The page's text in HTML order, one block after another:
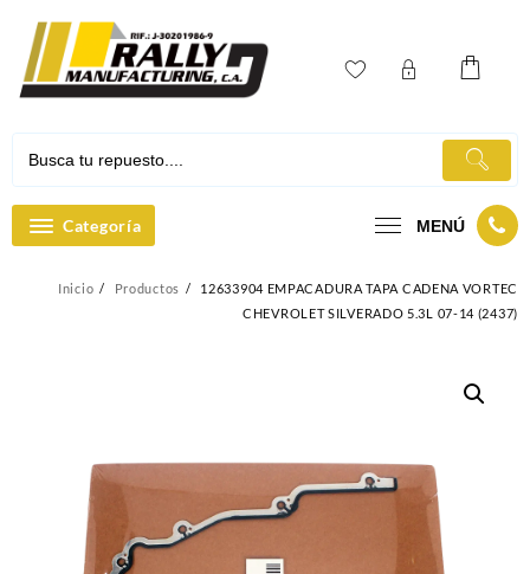
contenido
Categoría MENÚ
Inicio Productos
12633904 EMPACADURA TAPA CADENA VORTEC
CHEVROLET SILVERADO 5.3L 07-14 (2437)